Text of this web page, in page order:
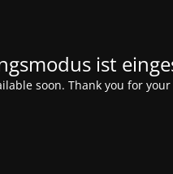
ist
soon. Thank you for